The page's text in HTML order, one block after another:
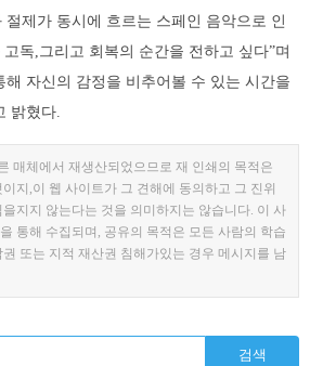
제가 동시에 흐르는 스페인 음악으로 인
독,그리고 회복의 순간을 전하고 싶다”며
해 자신의 감정을 비추어볼 수 있는 시간을
밝혔다.
매체에서 재생산되었으므로 재 인쇄의 목적은
지,이 웹 사이트가 그 견해에 동의하고 그 진위
지지 않는다는 것을 의미하지는 않습니다. 이 사
통해 수집되며, 공유의 목적은 모든 사람의 학습
또는 지적 재산권 침해가있는 경우 메시지를 남